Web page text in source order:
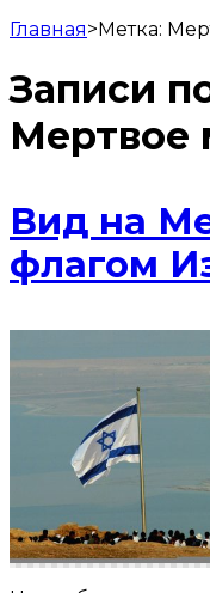
Главная>Метка:
Записи
Мертвое
Вид на
флагом